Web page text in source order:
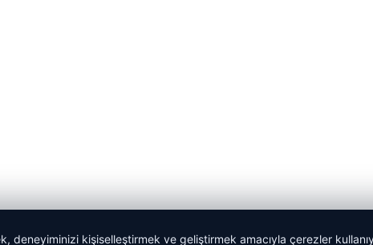
deneyiminizi kişiselleştirmek ve geliştirmek amacıyla çerezler